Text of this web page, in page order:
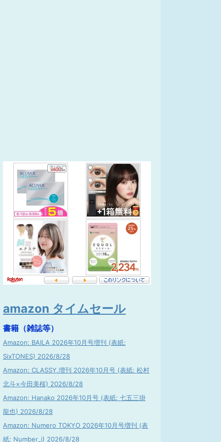
amazon タイムセール
書籍（雑誌等）
Amazon: BAILA 2026年10月号増刊 (表紙:
SixTONES) 2026/8/28
Amazon: CLASSY.増刊 2026年10月号 (表紙: 松村
北斗×今田美桜) 2026/8/28
Amazon: Hanako 2026年10月号 (表紙: 七五三掛
龍也) 2026/8/28
Amazon: Numero TOKYO 2026年10月号増刊 (表
紙: Number_i) 2026/8/28